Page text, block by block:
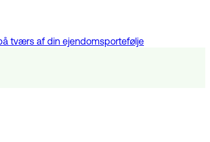
tværs af din ejendomsportefølje